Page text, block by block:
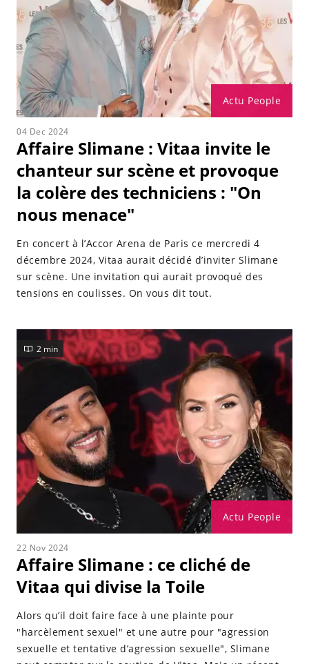
Actu People
04 Dec 2024
Affaire Slimane : Vitaa invite le
chanteur sur scène et provoque
la colère des techniciens : "On
nous menace"
En concert à l’Accor Arena de Paris ce mercredi 4
décembre 2024, Vitaa aurait décidé d’inviter Slimane
sur scène. Une invitation qui aurait provoqué des
tensions en coulisses. On vous dit tout.
Actu People
2 min
22 Nov 2024
Affaire Slimane : ce cliché de
Vitaa qui divise la Toile
Alors qu’il doit faire face à une plainte pour
"harcèlement sexuel" et une autre pour "agression
sexuelle et tentative d’agression sexuelle", Slimane